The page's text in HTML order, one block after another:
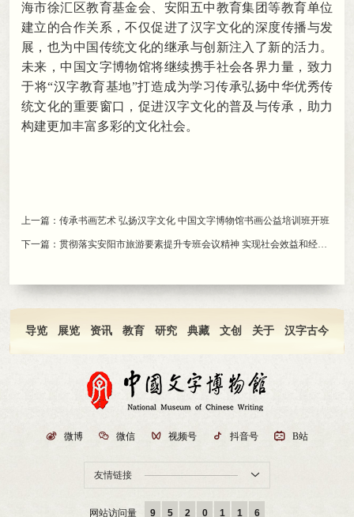
海市徐汇区教育基金会、安阳五中教育集团等教育单位
建立的合作关系，不仅促进了汉字文化的深度传播与发
展 ， 也为中国传统文化的继承与创新注入了新的活力。
未来 ， 中国文字博物馆将继续携手社会各界力量，致力
于将“汉字教育基地”打造成为学习传承弘扬中华优秀传
统文化的重要窗口 ， 促进汉字文化的普及与传承，助力
构建更加丰富多彩的文化社会。
上一篇： 传承书画艺术 弘扬汉字文化 中国文字博物馆书画公益培训班开班
下一篇： 贯彻落实安阳市旅游要素提升专班会议精神 实现社会效益和经济效益相统一 ——中国文字博物馆召开“三馆一园”联动运行管理运营一体化推进会
导览 展览 资讯 教育 研究 典藏 文创 关于 汉字古今
友情链接 
 微博  微信  视频号  抖音号  B站
网站访问量 9 5 2 0 1 1 6